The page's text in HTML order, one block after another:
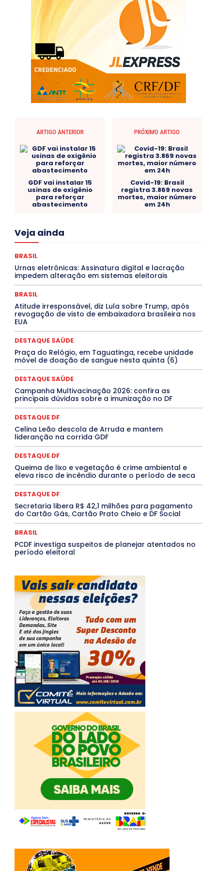
ARTIGO ANTERIOR
GDF vai instalar 15
usinas de oxigênio
para reforçar
abastecimento
PRÓXIMO ARTIGO
Covid-19: Brasil
registra 3.869 novas
mortes, maior número
em 24h
Veja ainda
Acre
Congressuanas & Esplanadumas
Covid-19
Crônica Política Crônicas
CULTURA
Cultura e Tal
DANÇA Dengue
Denuncia
DESTAQUE BRASIL
DESTAQUE DF
DESTAQUE SAÚDE
DESTAQUES OUTROS
ELEIÇÕES
EMPREGO E OPORTUNIDADES
ENTORNO
Especial
Espírito Santo ESPORTE
ESTÁGIO
Febre Oropouche
FILMES
Goiás
INTELIGÊNCIA ARTIFICIAL
Jogos Online
JUDICIÁRIO LITERATURA
Maranhão
Marburg
Mato Grosso
Mato Grosso do Sul
MEIO AMBIENTE
Minas Gerais MOBILIDADE
MPOX
MÚSICA
O Plantonista
PROCESSO SELETIVO
PUBLIEDITORIAL
QUALIFICAÇÃO PROFISSIONAL
RESIDÊNCIA
Santa Catarina
Saúde Agora
SEGURANÇA
Soltando o Verbo
TÁ FROID?
TEATRO
Tocantins
Utilidade Pública ZikaVirus
Mais
BRASIL
Urnas eletrônicas: Assinatura digital e lacração
impedem alteração em sistemas eleitorais
BRASIL
Atitude irresponsável, diz Lula sobre Trump, após
revogação de visto de embaixadora brasileira nos
EUA
DESTAQUE SAÚDE
Praça do Relógio, em Taguatinga, recebe unidade
móvel de doação de sangue nesta quinta (6)
DESTAQUE SAÚDE
Campanha Multivacinação 2026: confira as
principais dúvidas sobre a imunização no DF
DESTAQUE DF
Celina Leão descola de Arruda e mantem
lideranção na corrida GDF
DESTAQUE DF
Queima de lixo e vegetação é crime ambiental e
eleva risco de incêndio durante o período de seca
DESTAQUE DF
Secretaria libera R$ 42,1 milhões para pagamento
do Cartão Gás, Cartão Prato Cheio e DF Social
BRASIL
PCDF investiga suspeitos de planejar atentados no
período eleitoral